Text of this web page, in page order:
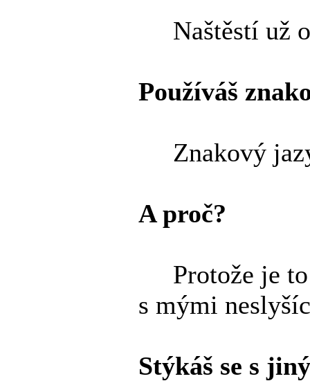
Naštěstí už
Používáš
Znakový
A proč?
Protože je to
s mými
Stýkáš se s